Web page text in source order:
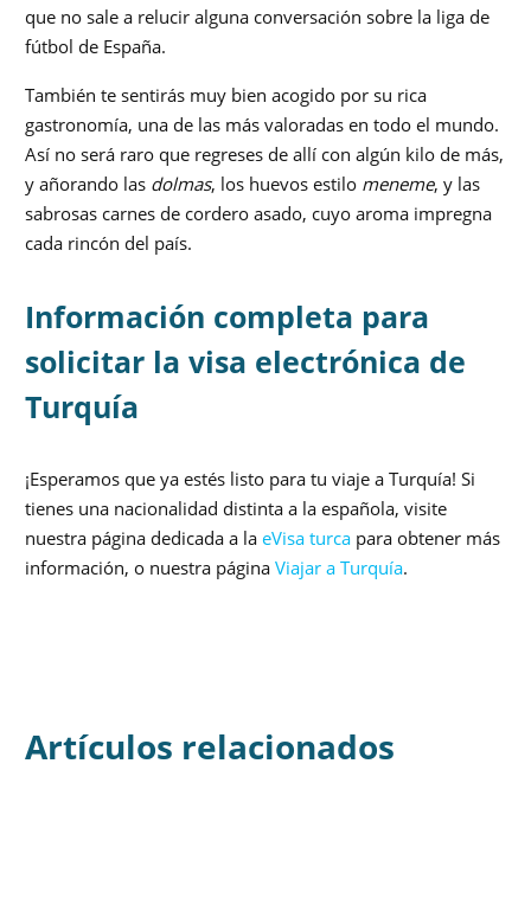
que no sale a relucir alguna conversación sobre la liga de
fútbol de España.
También te sentirás muy bien acogido por su rica
gastronomía, una de las más valoradas en todo el mundo.
Así no será raro que regreses de allí con algún kilo de más,
y añorando las dolmas, los huevos estilo meneme, y las
sabrosas carnes de cordero asado, cuyo aroma impregna
cada rincón del país.
Información completa para
solicitar la visa electrónica de
Turquía
¡Esperamos que ya estés listo para tu viaje a Turquía! Si
tienes una nacionalidad distinta a la española, visite
nuestra página dedicada a la eVisa turca para obtener más
información, o nuestra página Viajar a Turquía.
Artículos relacionados